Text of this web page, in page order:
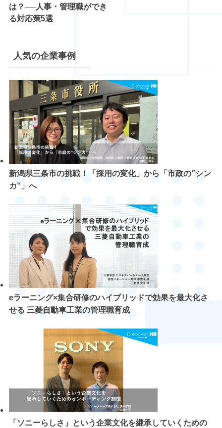
は？──人事・管理職ができ
る対応策5選
人気の企業事例
新潟県三条市の挑戦！「採用の変化」から「市政の”シン
カ”」へ
eラーニング×集合研修のハイブリッドで効果を最大化さ
せる 三菱自動車工業の管理職育成
「ソニーらしさ」という企業文化を継承していくための